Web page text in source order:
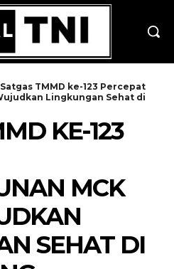
Satgas TMMD ke-123 Percepat
Lingkungan Sehat di
KE-123
MCK
SEHAT DI